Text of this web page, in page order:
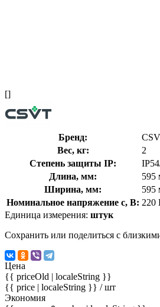
[]
Бренд:
Вес, кг:
2
Степень защиты IP:
Длина, мм:
595
Ширина, мм:
595
Номинальное напряжение с, В: 220
Единица измерения: штук
Сохранить или поделиться с
Цена
{{ priceOld | localeString }}
{{ price | localeString }} / шт
Экономия